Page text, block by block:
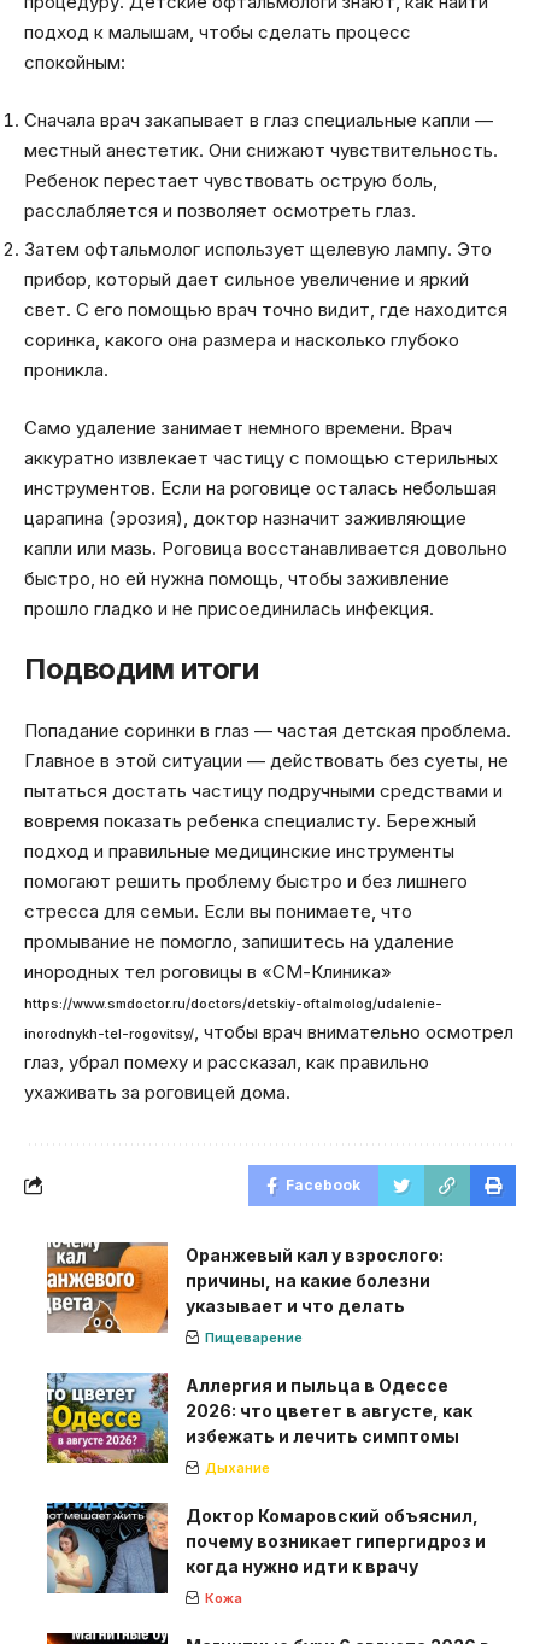
подход к малышам, чтобы сделать процесс
спокойным:
Сначала врач закапывает в глаз специальные капли —
местный анестетик. Они снижают чувствительность.
Ребенок перестает чувствовать острую боль,
расслабляется и позволяет осмотреть глаз.
Затем офтальмолог использует щелевую лампу. Это
прибор, который дает сильное увеличение и яркий
свет. С его помощью врач точно видит, где находится
соринка, какого она размера и насколько глубоко
проникла.
Само удаление занимает немного времени. Врач
аккуратно извлекает частицу с помощью стерильных
инструментов. Если на роговице осталась небольшая
царапина (эрозия), доктор назначит заживляющие
капли или мазь. Роговица восстанавливается довольно
быстро, но ей нужна помощь, чтобы заживление
прошло гладко и не присоединилась инфекция.
Подводим итоги
Попадание соринки в глаз — частая детская проблема.
Главное в этой ситуации — действовать без суеты, не
пытаться достать частицу подручными средствами и
вовремя показать ребенка специалисту. Бережный
подход и правильные медицинские инструменты
помогают решить проблему быстро и без лишнего
стресса для семьи. Если вы понимаете, что
промывание не помогло, запишитесь на удаление
инородных тел роговицы в «СМ-Клиника»
https://www.smdoctor.ru/doctors/detskiy-oftalmolog/udalenie-
inorodnykh-tel-rogovitsy/ , чтобы врач внимательно осмотрел
глаз, убрал помеху и рассказал, как правильно
ухаживать за роговицей дома.
Facebook
Оранжевый кал у взрослого:
причины, на какие болезни
указывает и что делать
Пищеварение
Аллергия и пыльца в Одессе
2026: что цветет в августе, как
избежать и лечить симптомы
Дыхание
Доктор Комаровский объяснил,
почему возникает гипергидроз и
когда нужно идти к врачу
Кожа